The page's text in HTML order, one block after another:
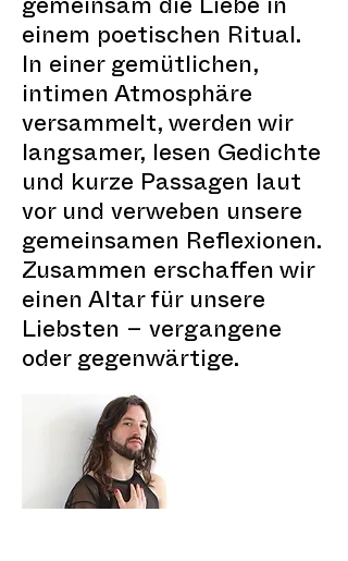
gemeinsam die Liebe in
einem poetischen Ritual.
In einer gemütlichen,
intimen Atmosphäre
versammelt, werden wir
langsamer, lesen Gedichte
und kurze Passagen laut
vor und verweben unsere
gemeinsamen Reflexionen.
Zusammen erschaffen wir
einen Altar für unsere
Liebsten – vergangene
oder gegenwärtige.